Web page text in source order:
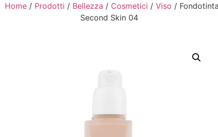
Home / Prodotti / Bellezza / Cosmetici / Viso /
Second Skin 04